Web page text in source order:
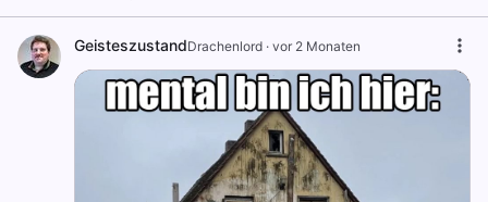
GeisteszustandDrachenlord · vor 2 Monaten